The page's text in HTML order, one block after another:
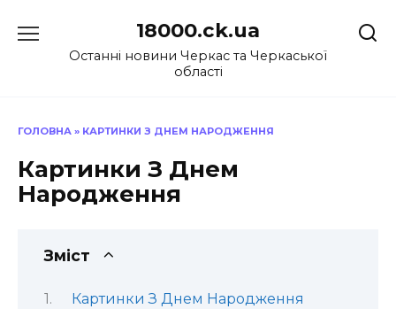
до
18000.ck.ua
Останні новини Черкас та Черкаської
області
ГОЛОВНА » КАРТИНКИ З ДНЕМ НАРОДЖЕННЯ
Картинки З Днем
Народження
Зміст
Картинки З Днем Народження